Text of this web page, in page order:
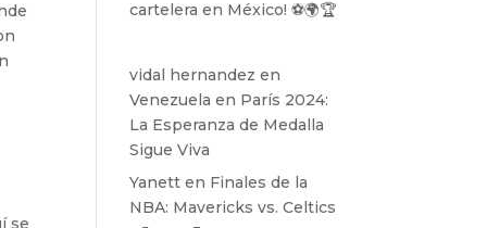
se
cartelera en México! ⚽️🌍🏆
vidal hernandez en
Venezuela en París 2024:
La Esperanza de Medalla
Sigue Viva
Yanett en Finales de la
NBA: Mavericks vs. Celtics